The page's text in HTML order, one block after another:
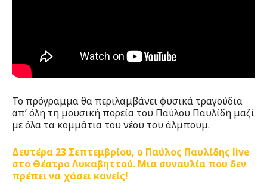
Το πρόγραμμα θα περιλαμβάνει φυσικά τραγούδια
απ’ όλη τη μουσική πορεία του Παύλου Παυλίδη μαζί
με όλα τα κομμάτια του νέου του άλμπουμ.
Δευτέρα 23 Σεπτεμβρίου, ο Παύλος Παυλίδης live
στο Θέατρο Λυκαβηττού. Μια συναυλία που δεν
πρέπει να χάσει κανείς!